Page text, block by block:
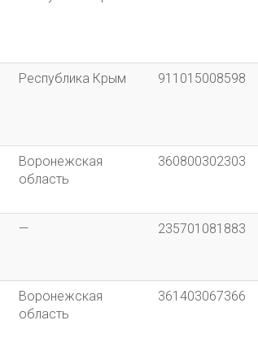
Республика Крым 911015008598
Воронежская
область
360800302303
— 235701081883
Воронежская
область
361403067366